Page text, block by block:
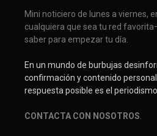
Mini noticiero de lunes a viernes,
cualquiera que sea tu red
saber para empezar tu día.
En un mundo de burbujas
confirmación y contenido
respuesta posible es el periodismo.
CONTACTA CON NOSOTROS